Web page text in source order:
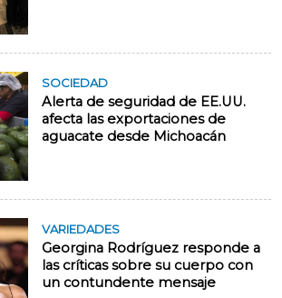
SOCIEDAD
Alerta de seguridad de EE.UU.
afecta las exportaciones de
aguacate desde Michoacán
VARIEDADES
Georgina Rodríguez responde a
las críticas sobre su cuerpo con
un contundente mensaje